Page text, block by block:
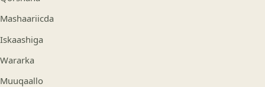
Mashaariicda
Iskaashiga
Wararka
Muuqaallo